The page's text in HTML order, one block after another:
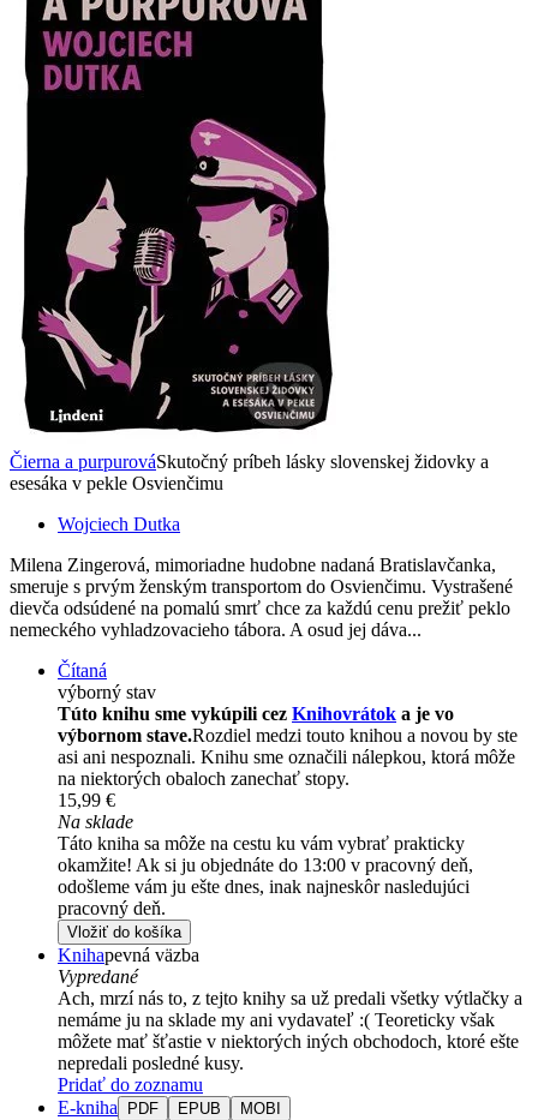
Čierna a purpurováSkutočný príbeh lásky slovenskej židovky a
esesáka v pekle Osvienčimu
Wojciech Dutka
Milena Zingerová, mimoriadne hudobne nadaná Bratislavčanka,
smeruje s prvým ženským transportom do Osvienčimu. Vystrašené
dievča odsúdené na pomalú smrť chce za každú cenu prežiť peklo
nemeckého vyhladzovacieho tábora. A osud jej dáva...
Čítaná
výborný stav
Túto knihu sme vykúpili cez Knihovrátok a je vo
výbornom stave.Rozdiel medzi touto knihou a novou by ste
asi ani nespoznali. Knihu sme označili nálepkou, ktorá môže
na niektorých obaloch zanechať stopy.
15,99 €
Na sklade
Táto kniha sa môže na cestu ku vám vybrať prakticky
okamžite! Ak si ju objednáte do 13:00 v pracovný deň,
odošleme vám ju ešte dnes, inak najneskôr nasledujúci
pracovný deň.
Vložiť do košíka
Knihapevná väzba
Vypredané
Ach, mrzí nás to, z tejto knihy sa už predali všetky výtlačky a
nemáme ju na sklade my ani vydavateľ :( Teoreticky však
môžete mať šťastie v niektorých iných obchodoch, ktoré ešte
nepredali posledné kusy.
Pridať do zoznamu
E-kniha
PDF EPUB MOBI